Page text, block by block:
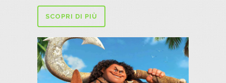
SCOPRI DI PIÙ